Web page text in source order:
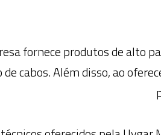
fornece produtos de alto
de cabos. Além disso, ao